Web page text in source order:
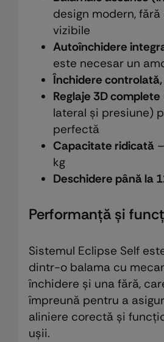
design modern,
vizibile
Autoînchidere
este necesar un
Închidere
Reglaje 3D complete
lateral și presiune)
perfectă
Capacitate ridicată–
kg
Deschidere până la
Performanță și
Sistemul Eclipse Self
dintr-o balama cu
închidere și una fără,
împreună pentru a
aliniere corectă și
ușii.